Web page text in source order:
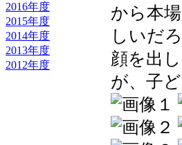
2016年度
2015年度
2014年度
2013年度
2012年度
から本
しいだ
顔を出
が、子